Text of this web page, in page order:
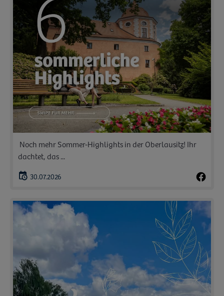
️ Noch mehr Sommer-Highlights in der Oberlausitz! Ihr
dachtet, das ...
30.07.2026